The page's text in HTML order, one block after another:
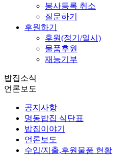
봉사등록 취소
질문하기
후원하기
후원(정기/일시)
물품후원
재능기부
밥집소식
언론보도
공지사항
명동밥집 식단표
밥집이야기
언론보도
수입/지출,후원물품 현황